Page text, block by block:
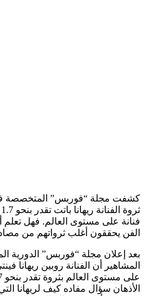
كشفت مجلة “فوربس” المتخصصة
فنانة على مستوى العالم. فهل تعلم
الفن يحققون أغلب ثرواتهم من
بعد إعلان مجلة “فوربس” الدورية
المشاهير أن الفنانة روبين ريهانا
الأذهان سؤال مفاده كيف لريهانا